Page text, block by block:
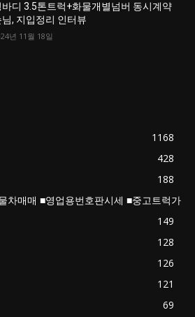
바디 3.5톤트럭+화물개별넘버 동시계약
님, 지입정리 인터뷰
년 11월 18일
1168
428
188
차매매 ■영업용번호판시세 ■중고트럭가
149
128
126
121
69